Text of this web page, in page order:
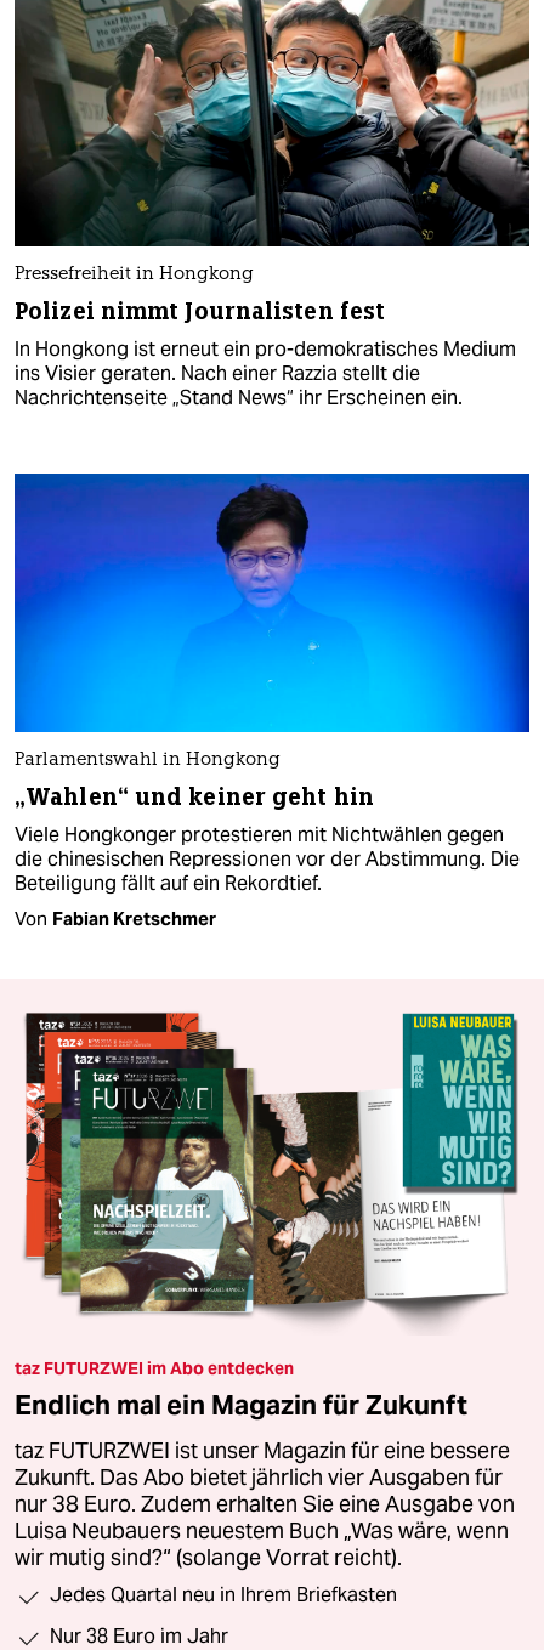
Pressefreiheit in Hongkong
Polizei nimmt Journalisten fest
In Hongkong ist erneut ein pro-demokratisches Medium
ins Visier geraten. Nach einer Razzia stellt die
Nachrichtenseite „Stand News“ ihr Erscheinen ein.
Parlamentswahl in Hongkong
„Wahlen“ und keiner geht hin
Viele Hongkonger protestieren mit Nichtwählen gegen
die chinesischen Repressionen vor der Abstimmung. Die
Beteiligung fällt auf ein Rekordtief.
Von Fabian Kretschmer
taz FUTURZWEI im Abo entdecken
Endlich mal ein Magazin für Zukunft
taz FUTURZWEI ist unser Magazin für eine bessere
Zukunft. Das Abo bietet jährlich vier Ausgaben für
nur 38 Euro. Zudem erhalten Sie eine Ausgabe von
Luisa Neubauers neuestem Buch „Was wäre, wenn
wir mutig sind?“ (solange Vorrat reicht).
Jedes Quartal neu in Ihrem Briefkasten
Nur 38 Euro im Jahr